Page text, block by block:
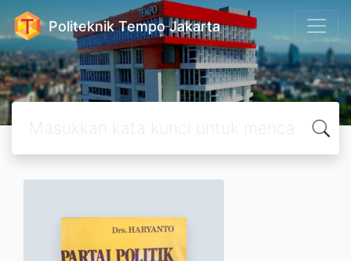
Politeknik Tempo Jakarta